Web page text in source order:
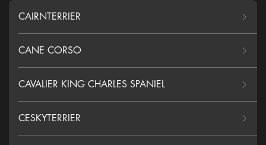
CAIRNTERRIER
CANE CORSO
CAVALIER KING CHARLES SPANIEL
CESKYTERRIER